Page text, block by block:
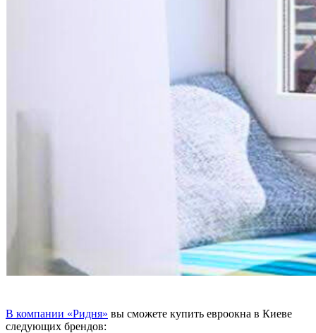
В компании «Ридня» вы сможете купить евроокна в Киеве
следующих брендов: